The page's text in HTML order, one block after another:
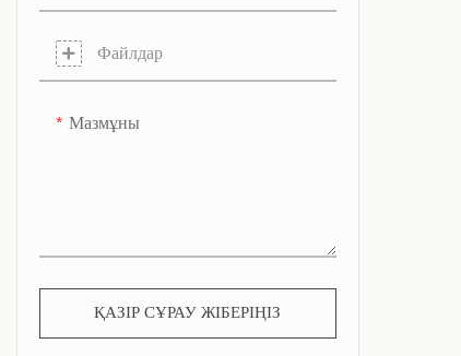
Файлдар
Мазмұны
ҚАЗІР СҰРАУ ЖІБЕРІҢІЗ